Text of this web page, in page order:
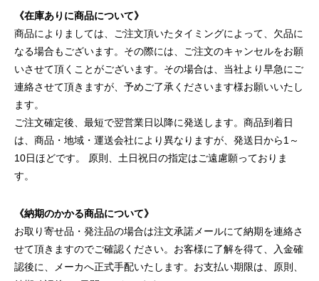
《在庫ありに商品について》
商品によりましては、ご注文頂いたタイミングによって、欠品に
なる場合もございます。その際には、ご注文のキャンセルをお願
いさせて頂くことがございます。その場合は、当社より早急にご
連絡させて頂きますが、予めご了承くださいます様お願いいたし
ます。
ご注文確定後、最短で翌営業日以降に発送します。商品到着日
は、商品・地域・運送会社により異なりますが、発送日から1～
10日ほどです。 原則、土日祝日の指定はご遠慮願っておりま
す。
《納期のかかる商品について》
お取り寄せ品・発注品の場合は注文承諾メールにて納期を連絡さ
せて頂きますのでご確認ください。お客様に了解を得て、入金確
認後に、メーカへ正式手配いたします。お支払い期限は、原則、